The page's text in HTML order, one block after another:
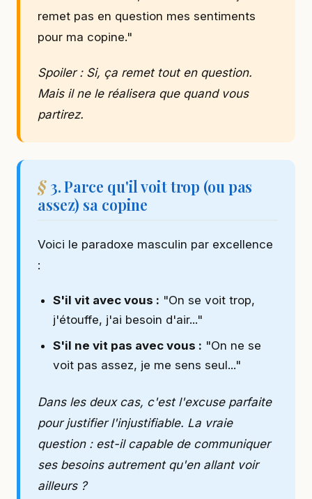
remet pas en question mes sentiments
pour ma copine."
Spoiler : Si, ça remet tout en question.
Mais il ne le réalisera que quand vous
partirez.
3. Parce qu'il voit trop (ou pas
assez) sa copine
Voici le paradoxe masculin par excellence
:
S'il vit avec vous : "On se voit trop,
j'étouffe, j'ai besoin d'air..."
S'il ne vit pas avec vous : "On ne se
voit pas assez, je me sens seul..."
Dans les deux cas, c'est l'excuse parfaite
pour justifier l'injustifiable. La vraie
question : est-il capable de communiquer
ses besoins autrement qu'en allant voir
ailleurs ?